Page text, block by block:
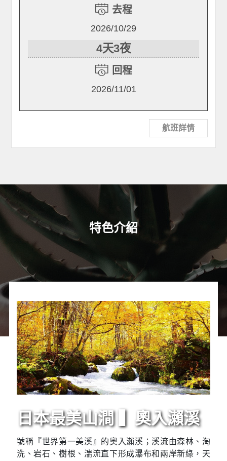
去程
2026/10/29
4天3夜
回程
2026/11/01
航班詳情
特色介紹
日本最美山澗 ▍奧入瀨溪
號稱『世界第一美溪』的奧入瀨溪；溪流由森林、淘
洗、岩石、樹根、湍流直下形成瀑布和兩岸新綠，天